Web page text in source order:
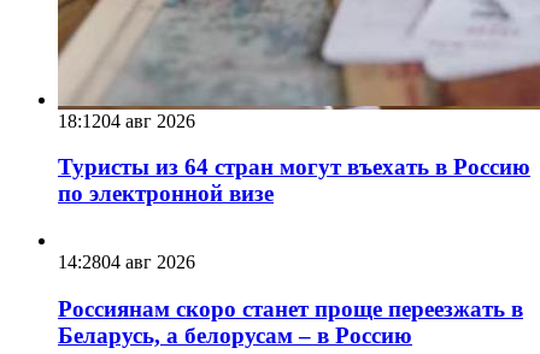
18:1204 авг 2026
Туристы из 64 стран могут въехать в Россию
по электронной визе
14:2804 авг 2026
Россиянам скоро станет проще переезжать в
Беларусь, а белорусам – в Россию